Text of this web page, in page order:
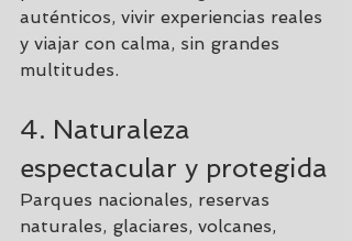
auténticos, vivir experiencias reales
y viajar con calma, sin grandes
multitudes.
4. Naturaleza
espectacular y protegida
Parques nacionales, reservas
naturales, glaciares, volcanes,